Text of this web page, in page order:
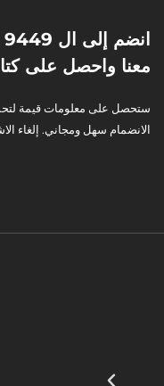
معنا واحصل على
ستحصل على معلومات قيمة
الانضمام سهل ومجاني. إلغاء